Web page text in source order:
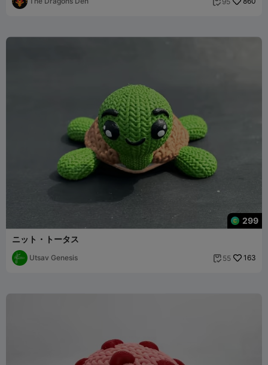

299
ニット・トータス
Utsav Genesis  55 163